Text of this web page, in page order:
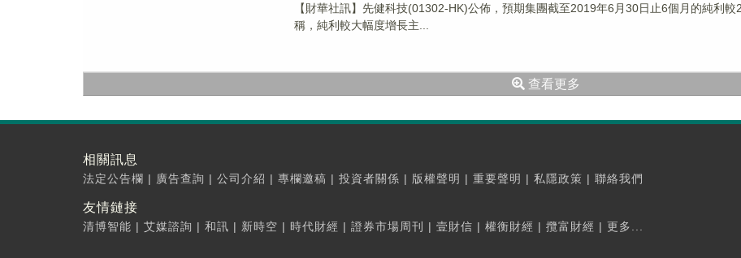
【財華社訊】先健科技(01302-HK)公佈，預期集團截至2019年6月30日止6個月的純利較
稱，純利較大幅度增長主...
查看更多
相關訊息
法定公告欄 | 廣告查詢 | 公司介紹 | 專欄邀稿 | 投資者關係 | 版權聲明 | 重要聲明 | 私隱政策 | 聯絡我們
友情鏈接
清博智能 | 艾媒諮詢 | 和訊 | 新時空 | 時代財經 | 證券市場周刊 | 壹財信 | 權衡財經 | 攬富財經 | 更多...